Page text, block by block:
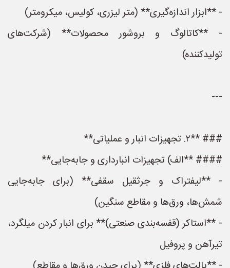
- **ابزار اندازه‌گیری** (متر لیزری، کولیس، میکرومتر)
- **کاتالوگ و بروشور محصولات** (شرکت‌های
تولیدکننده)
---
### **۲. تجهیزات انبار و عملیاتی**
#### **الف) تجهیزات انبارداری و جابه‌جایی**
- **لیفتراک و جرثقیل سقفی** (برای جابه‌جایی
شمش‌ها، ورق‌ها و مقاطع سنگین)
- **استاکر (قفسه‌بندی صنعتی)** برای انبار کردن میلگرد،
تیرآهن و پروفیل